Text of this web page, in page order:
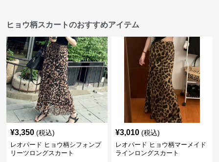
ヒョウ柄スカートのおすすめアイテム
¥3,350 (税込)
レオパード ヒョウ柄シフォンプ
リーツロングスカート
¥3,010 (税込)
レオパード ヒョウ柄マーメイド
ラインロングスカート